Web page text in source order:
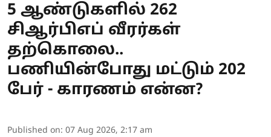
5 ஆண்டுகளில் 262
சிஆர்பிஎப் வீரர்கள்
தற்கொலை..
பணியின்போது மட்டும் 202
பேர் - காரணம் என்ன?
Published on: 07 Aug 2026, 2:17 am